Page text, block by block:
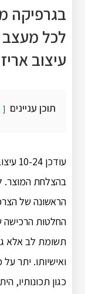
בגרפיקה
לכל מעצב
עיצוב
תוכן עניינים
בהצלחת המוצר.
הראשונה של
החלטות
תשומת לב אלא
ואישיותו.יתר על
כגון תכונותיו,